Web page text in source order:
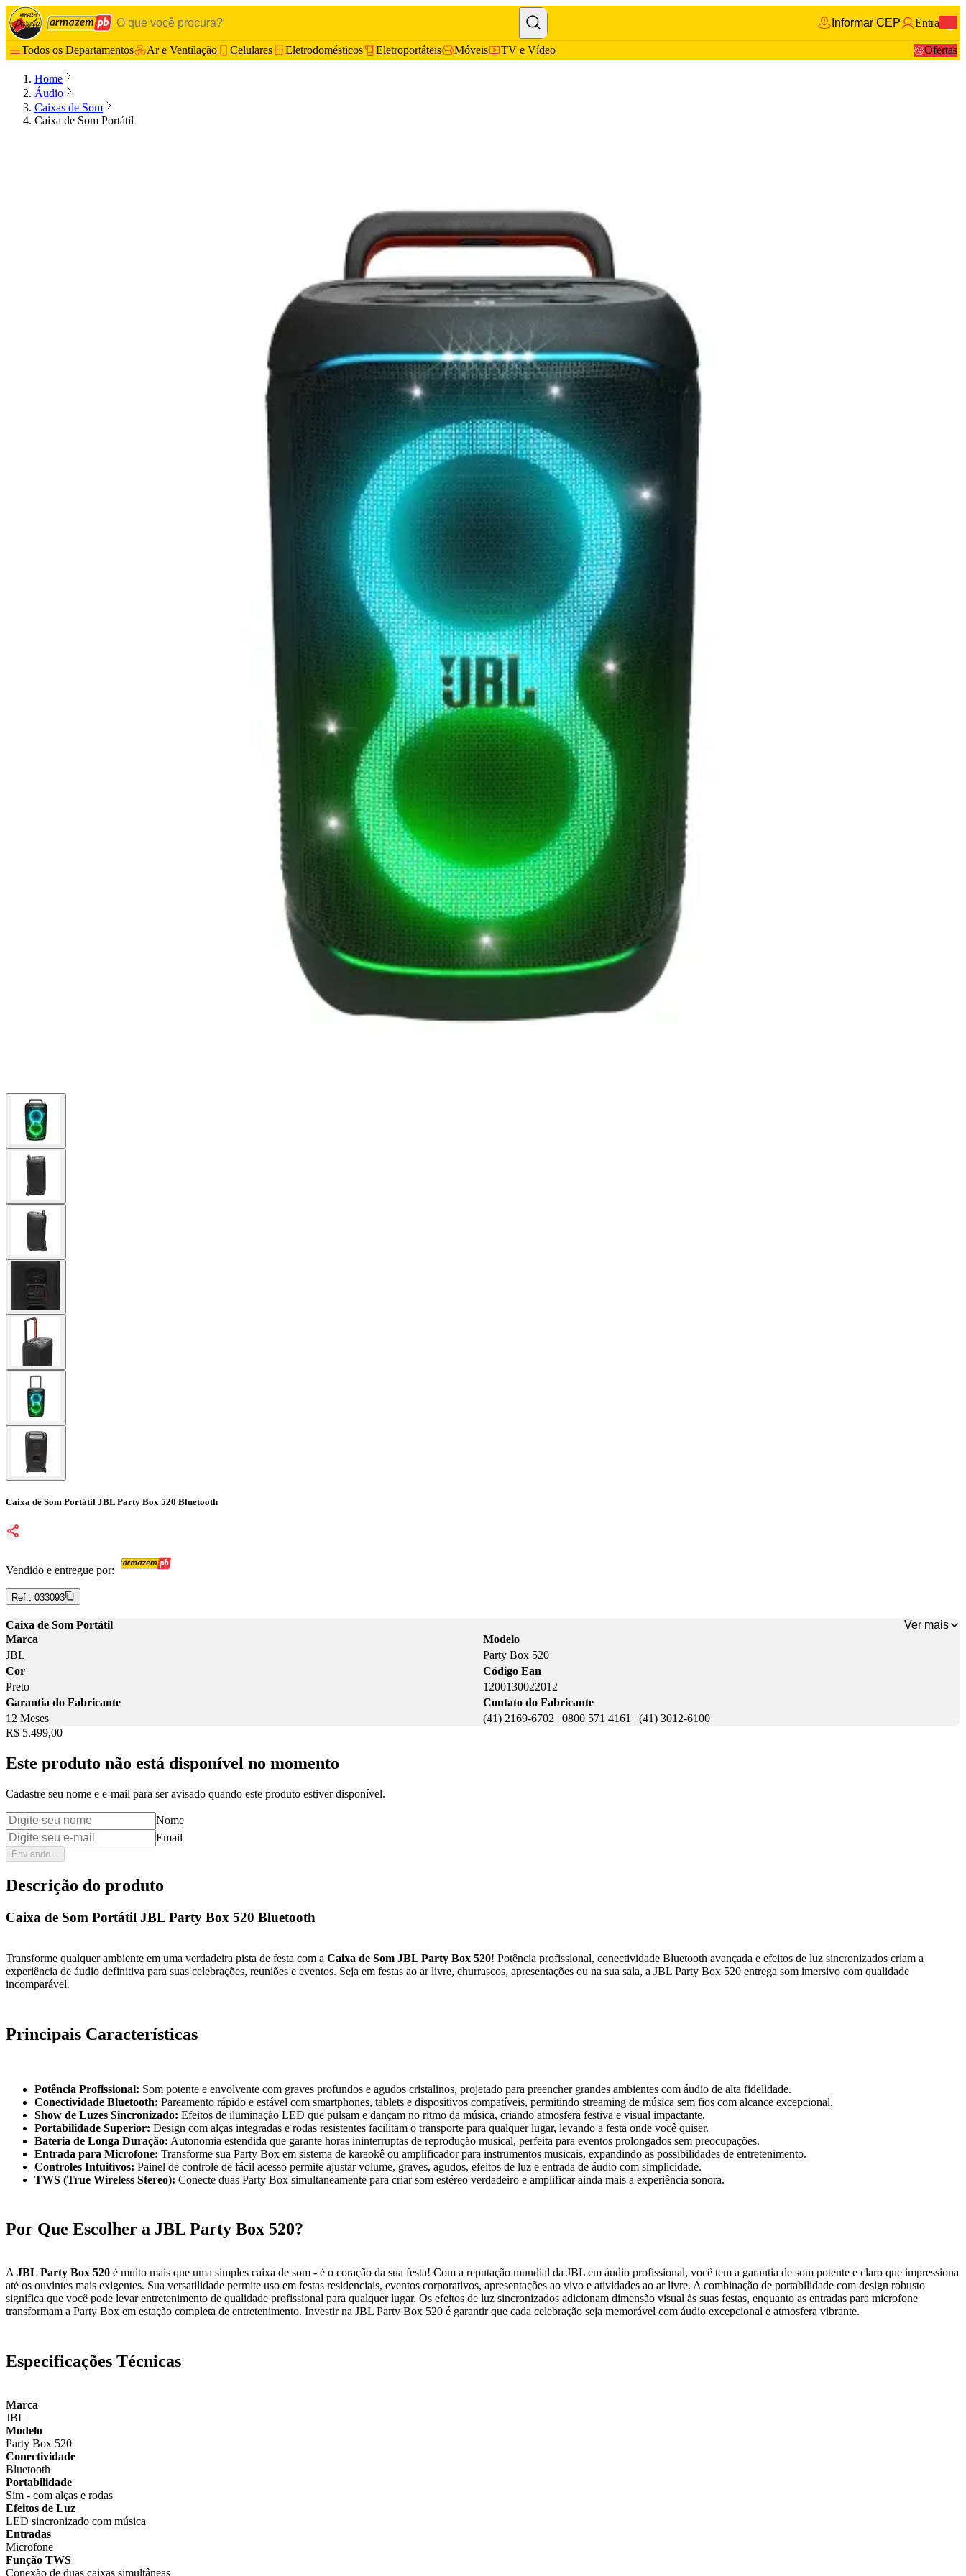
Informar CEP Entrar
Todos os Departamentos Ar e Ventilação Celulares Eletrodomésticos Eletroportáteis Móveis TV e Vídeo Ofertas
Home
Áudio
Caixas de Som
Caixa de Som Portátil
Caixa de Som Portátil JBL Party Box 520 Bluetooth
Vendido e entregue por:
Ref.: 033093
Caixa de Som Portátil
Ver mais
Marca
JBL
Modelo
Party Box 520
Cor
Preto
Código Ean
1200130022012
Garantia do Fabricante
12 Meses
Contato do Fabricante
(41) 2169-6702 | 0800 571 4161 | (41) 3012-6100
Price:
R$ 5.499,00
Este produto não está disponível no momento
Cadastre seu nome e e-mail para ser avisado quando este produto estiver disponível.
Nome
Email
Enviando...
Descrição do produto
Caixa de Som Portátil JBL Party Box 520 Bluetooth
Transforme qualquer ambiente em uma verdadeira pista de festa com a Caixa de Som JBL Party Box 520! Potência profissional, conectividade Bluetooth avançada e efeitos de luz sincronizados criam a
experiência de áudio definitiva para suas celebrações, reuniões e eventos. Seja em festas ao ar livre, churrascos, apresentações ou na sua sala, a JBL Party Box 520 entrega som imersivo com qualidade
incomparável.
Principais Características
Potência Profissional: Som potente e envolvente com graves profundos e agudos cristalinos, projetado para preencher grandes ambientes com áudio de alta fidelidade.
Conectividade Bluetooth: Pareamento rápido e estável com smartphones, tablets e dispositivos compatíveis, permitindo streaming de música sem fios com alcance excepcional.
Show de Luzes Sincronizado: Efeitos de iluminação LED que pulsam e dançam no ritmo da música, criando atmosfera festiva e visual impactante.
Portabilidade Superior: Design com alças integradas e rodas resistentes facilitam o transporte para qualquer lugar, levando a festa onde você quiser.
Bateria de Longa Duração: Autonomia estendida que garante horas ininterruptas de reprodução musical, perfeita para eventos prolongados sem preocupações.
Entrada para Microfone: Transforme sua Party Box em sistema de karaokê ou amplificador para instrumentos musicais, expandindo as possibilidades de entretenimento.
Controles Intuitivos: Painel de controle de fácil acesso permite ajustar volume, graves, agudos, efeitos de luz e entrada de áudio com simplicidade.
TWS (True Wireless Stereo): Conecte duas Party Box simultaneamente para criar som estéreo verdadeiro e amplificar ainda mais a experiência sonora.
Por Que Escolher a JBL Party Box 520?
A JBL Party Box 520 é muito mais que uma simples caixa de som - é o coração da sua festa! Com a reputação mundial da JBL em áudio profissional, você tem a garantia de som potente e claro que impressiona
até os ouvintes mais exigentes. Sua versatilidade permite uso em festas residenciais, eventos corporativos, apresentações ao vivo e atividades ao ar livre. A combinação de portabilidade com design robusto
significa que você pode levar entretenimento de qualidade profissional para qualquer lugar. Os efeitos de luz sincronizados adicionam dimensão visual às suas festas, enquanto as entradas para microfone
transformam a Party Box em estação completa de entretenimento. Investir na JBL Party Box 520 é garantir que cada celebração seja memorável com áudio excepcional e atmosfera vibrante.
Especificações Técnicas
Marca
JBL
Modelo
Party Box 520
Conectividade
Bluetooth
Portabilidade
Sim - com alças e rodas
Efeitos de Luz
LED sincronizado com música
Entradas
Microfone
Função TWS
Conexão de duas caixas simultâneas